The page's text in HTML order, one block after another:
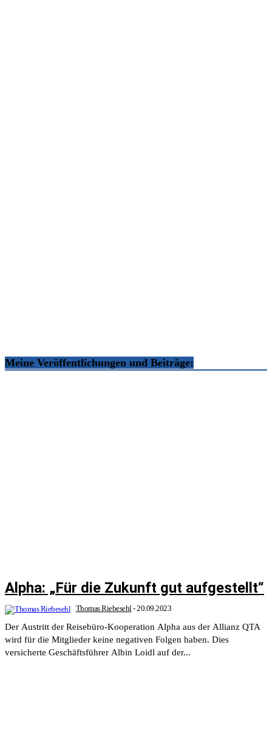
Meine Veröffentlichungen und Beiträge:
Alpha: „Für die Zukunft gut aufgestellt“
Thomas Riebesehl -20.09.2023
Der Austritt der Reisebüro-Kooperation Alpha aus der Allianz QTA
wird für die Mitglieder keine negativen Folgen haben. Dies
versicherte Geschäftsführer Albin Loidl auf der...